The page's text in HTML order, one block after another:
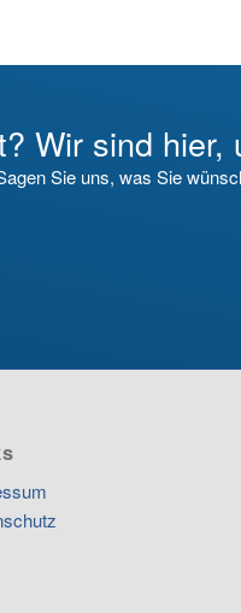
Wir sind hier,
Sie uns, was Sie